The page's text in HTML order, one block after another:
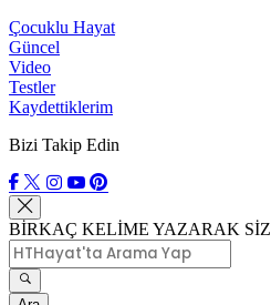
Çocuklu Hayat
Güncel
Video
Testler
Kaydettiklerim
Bizi Takip Edin
BİRKAÇ KELİME YAZARAK